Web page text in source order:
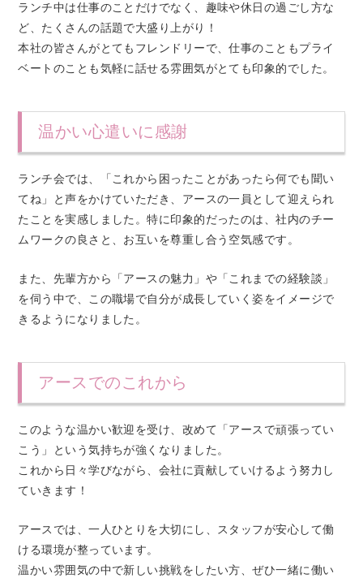
ランチ中は仕事のことだけでなく、趣味や休日の過ごし方な
ど、たくさんの話題で大盛り上がり！
本社の皆さんがとてもフレンドリーで、仕事のこともプライ
ベートのことも気軽に話せる雰囲気がとても印象的でした。
温かい心遣いに感謝
ランチ会では、「これから困ったことがあったら何でも聞い
てね」と声をかけていただき、アースの一員として迎えられ
たことを実感しました。特に印象的だったのは、社内のチー
ムワークの良さと、お互いを尊重し合う空気感です。
また、先輩方から「アースの魅力」や「これまでの経験談」
を伺う中で、この職場で自分が成長していく姿をイメージで
きるようになりました。
アースでのこれから
このような温かい歓迎を受け、改めて「アースで頑張ってい
こう」という気持ちが強くなりました。
これから日々学びながら、会社に貢献していけるよう努力し
ていきます！
アースでは、一人ひとりを大切にし、スタッフが安心して働
ける環境が整っています。
温かい雰囲気の中で新しい挑戦をしたい方、ぜひ一緒に働い